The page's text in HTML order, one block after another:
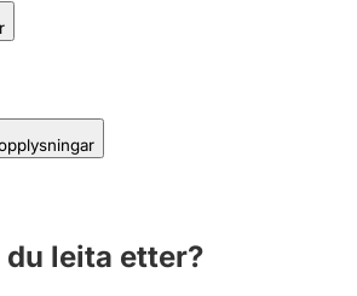
du leita etter?